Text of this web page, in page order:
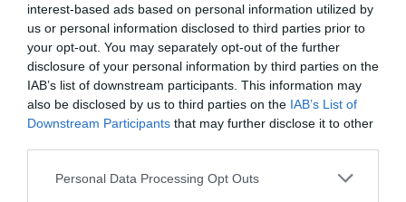
interest-based ads based on personal information utilized by
us or personal information disclosed to third parties prior to
your opt-out. You may separately opt-out of the further
disclosure of your personal information by third parties on the
IAB’s list of downstream participants. This information may
also be disclosed by us to third parties on the IAB’s List of
Downstream Participants that may further disclose it to other
Personal Data Processing Opt Outs
les Chozaletsà 26.26 km du point 13
Facebook Partager cette voie
Itinéraire